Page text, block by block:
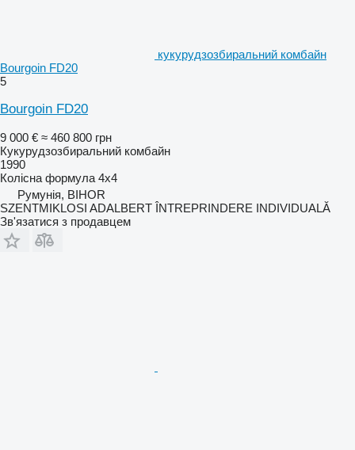
кукурудзозбиральний комбайн
Bourgoin FD20
5
Bourgoin FD20
9 000 € ≈ 460 800 грн
Кукурудзозбиральний комбайн
1990
Колісна формула 4x4
Румунія, BIHOR
SZENTMIKLOSI ADALBERT ÎNTREPRINDERE INDIVIDUALĂ
Зв'язатися з продавцем